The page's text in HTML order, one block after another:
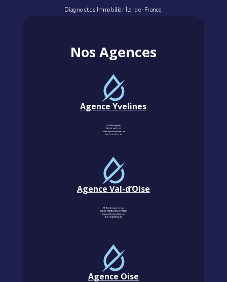
Diagnostics Immobilier Île-de-France
Nos Agences
Agence Yvelines
3, Allée magritte
78400 CHATOU
Contact@km-humidite.com
Tel :01 30 76 13 26
Agence Val-d’Oise
18, Rue Georges Leroux
95240 CORMEILLES-EN-PARISIS
Contact@km-humidite.com
Tel :01 30 76 13 26
Agence Oise